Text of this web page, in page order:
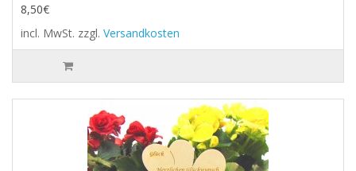
8,50€
incl. MwSt. zzgl. Versandkosten